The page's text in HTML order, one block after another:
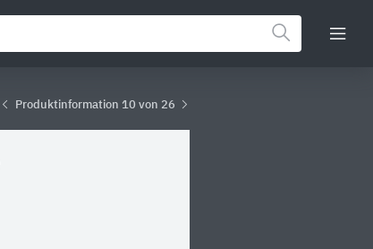
Produktinformation 10 von 26